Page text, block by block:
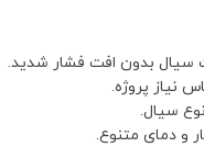
سیال بدون افت فشار شدید.
نیاز پروژه.
سیال.
و دمای متنوع.